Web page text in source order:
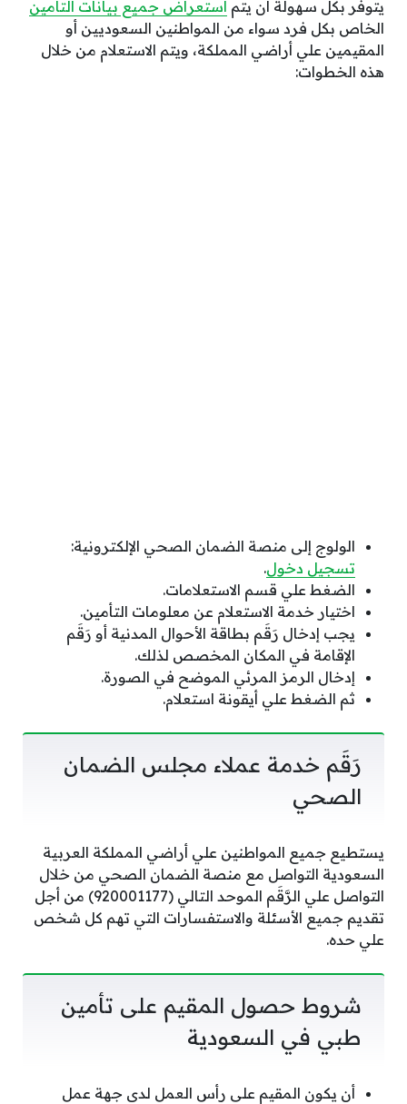
يتوفر بكل سهولة أن يتم استعراض جميع بيانات التأمين
الخاص بكل فرد سواء من المواطنين السعوديين أو
المقيمين علي أراضي المملكة، ويتم الاستعلام من خلال
هذه الخطوات:
الولوج إلى منصة الضمان الصحي الإلكترونية:
تسجيل دخول.
الضغط علي قسم الاستعلامات.
اختيار خدمة الاستعلام عن معلومات التأمين.
يجب إدخال رَقَم بطاقة الأحوال المدنية أو رَقَم
الإقامة في المكان المخصص لذلك.
إدخال الرمز المرئي الموضح في الصورة.
ثم الضغط علي أيقونة استعلام.
رَقَم خدمة عملاء مجلس الضمان
الصحي
يستطيع جميع المواطنين علي أراضي المملكة العربية
السعودية التواصل مع منصة الضمان الصحي من خلال
التواصل علي الرَّقَم الموحد التالي (920001177) من أجل
تقديم جميع الأسئلة والاستفسارات التي تهم كل شخص
علي حده.
شروط حصول المقيم على تأمين
طبي في السعودية
أن يكون المقيم على رأس العمل لدى جهة عمل